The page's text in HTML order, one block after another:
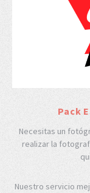
Pack
Necesitas un
realizar la
Nuestro servicio